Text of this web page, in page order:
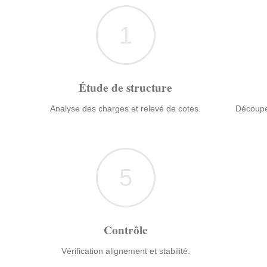
1
Étude de structure
Analyse des charges et relevé de cotes.
5
Contrôle
Vérification alignement et stabilité.